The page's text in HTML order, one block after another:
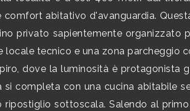
abitativo d'avanguardia.
privato sapientemente organizzato
tecnico e una zona parcheggio
dove la luminosità è protagonista
completa con una cucina abitabile
sottoscala. Salendo al